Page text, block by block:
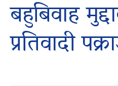
बहुबिवाह
प्रतिवादी